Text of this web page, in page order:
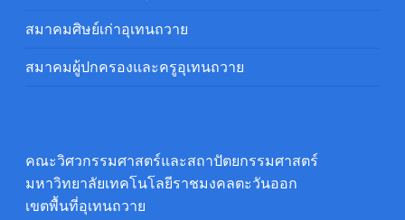
สมาคมศิษย์เก่าอุเทนถวาย
สมาคมผู้ปกครองและครูอุเทนถวาย
คณะวิศวกรรมศาสตร์และสถาปัตยกรรมศาสตร์
มหาวิทยาลัยเทคโนโลยีราชมงคลตะวันออก
เขตพื้นที่อุเทนถวาย